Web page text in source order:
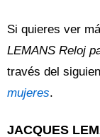
Si quieres ver
LEMANS Reloj
través del
mujeres.
JACQUES